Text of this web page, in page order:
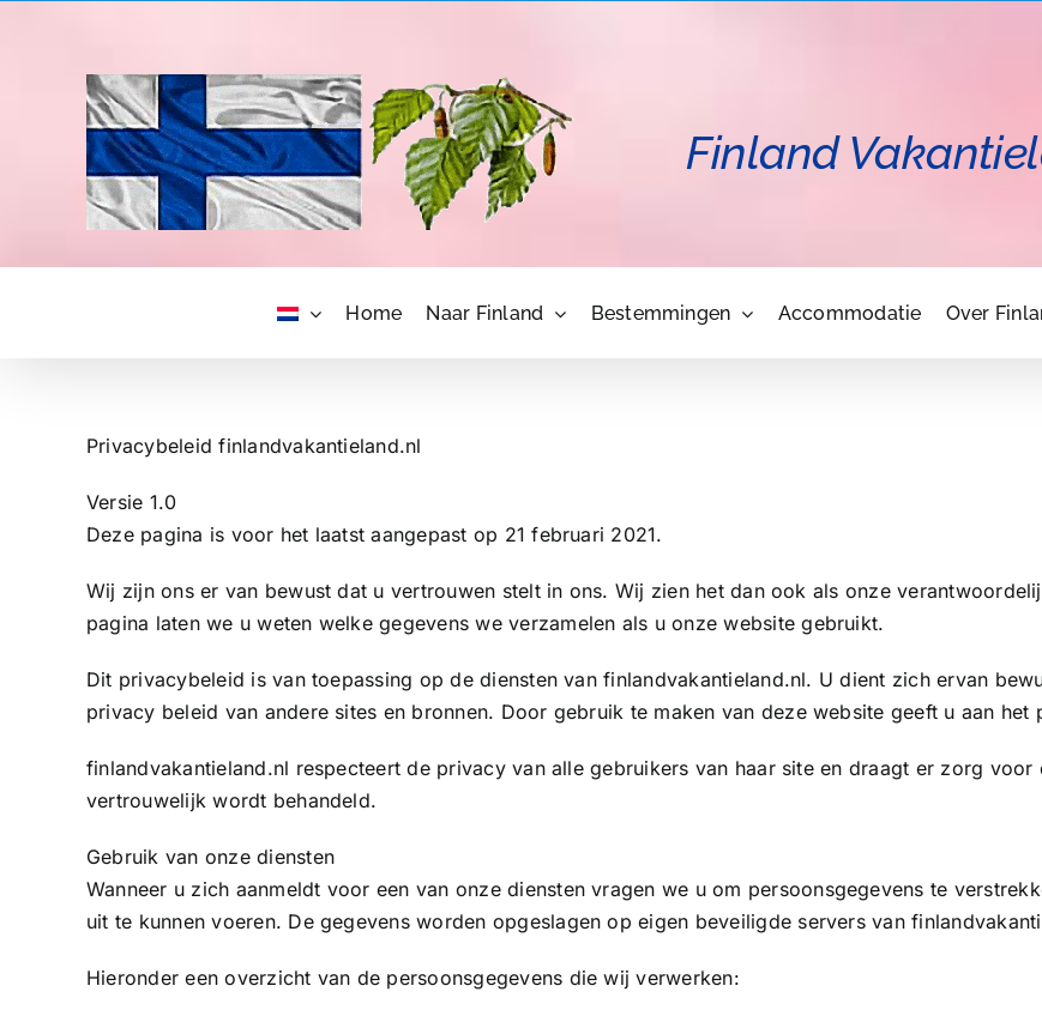
Finland
Home Naar Finland Bestemmingen Accommodatie Over
Privacybeleid finlandvakantieland.nl
Versie 1.0
Deze pagina is voor het laatst aangepast op 21 februari 2021.
Wij zijn ons er van bewust dat u vertrouwen stelt in ons. Wij zien het dan ook als onze
pagina laten we u weten welke gegevens we verzamelen als u onze website gebruikt.
Dit privacybeleid is van toepassing op de diensten van finlandvakantieland.nl. U dient zich ervan
privacy beleid van andere sites en bronnen. Door gebruik te maken van deze website geeft u aan het
finlandvakantieland.nl respecteert de privacy van alle gebruikers van haar site en draagt er zorg
vertrouwelijk wordt behandeld.
Gebruik van onze diensten
Wanneer u zich aanmeldt voor een van onze diensten vragen we u om persoonsgegevens te
uit te kunnen voeren. De gegevens worden opgeslagen op eigen beveiligde servers van
Hieronder een overzicht van de persoonsgegevens die wij verwerken: